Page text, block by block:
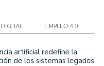
EMPLEO 4.0
artificial redefine la
de los sistemas legados